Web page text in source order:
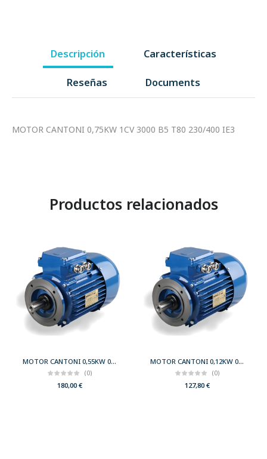
Descripción Características
Reseñas Documents
MOTOR CANTONI 0,75KW 1CV 3000 B5 T80 230/400 IE3
Productos relacionados
MOTOR CANTONI 0,55KW 0,75CV 3000 B14 T71 230/400 IE2
(0)
180,00€
MOTOR CANTONI 0,12KW 0,17CV 3000 B14 T56 230/400 IE2
(0)
127,80€